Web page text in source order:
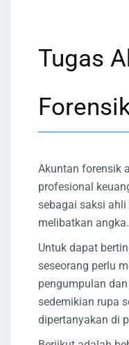
Tugas
Akuntan forensik
profesional
sebagai saksi
melibatkan angka.
Untuk dapat
seseorang perlu
pengumpulan
sedemikian rupa
dipertanyakan di